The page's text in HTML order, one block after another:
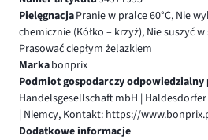
PielęgnacjaPranie w pralce 60°C, Nie
chemicznie (Kółko – krzyż), Nie suszyć
Prasować ciepłym żelazkiem
Markabonprix
Podmiot gospodarczy odpowiedzialny
Handelsgesellschaft mbH |
| Niemcy, Kontakt: https://
Dodatkowe informacje